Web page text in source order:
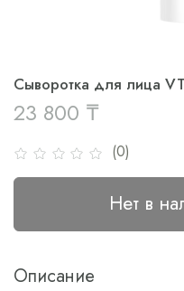
(0)
Сыворотка для лица
23 800 ₸
Нет в
Описание